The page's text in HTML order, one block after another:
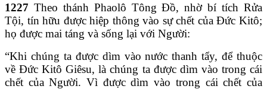
1227 Theo thánh Phaolô Tông Đồ, nhờ bí tích Rửa
Tội, tín hữu được hiệp thông vào sự chết của Đức Kitô;
họ được mai táng và sống lại với Người:
“Khi chúng ta được dìm vào nước thanh tẩy, để thuộc
về Đức Kitô Giêsu, là chúng ta được dìm vào trong cái
chết của Người. Vì được dìm vào trong cái chết của